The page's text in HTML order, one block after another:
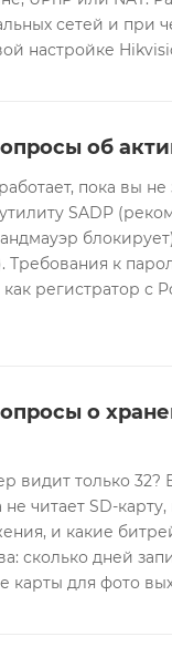
сетей и при
настройке
об
пока вы
SADP
к
регистратор с
о
видит только 32?
читает SD-
и какие
сколько дней
карты для фото